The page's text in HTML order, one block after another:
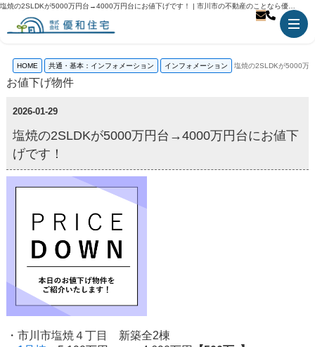
HOME 共通・基本：インフォメーション インフォメーション 塩焼の2SLDKが5000万
お値下げ物件
2026-01-29
塩焼の2SLDKが5000万円台→4000万円台にお値下
げです！
・市川市塩焼４丁目 新築全2棟